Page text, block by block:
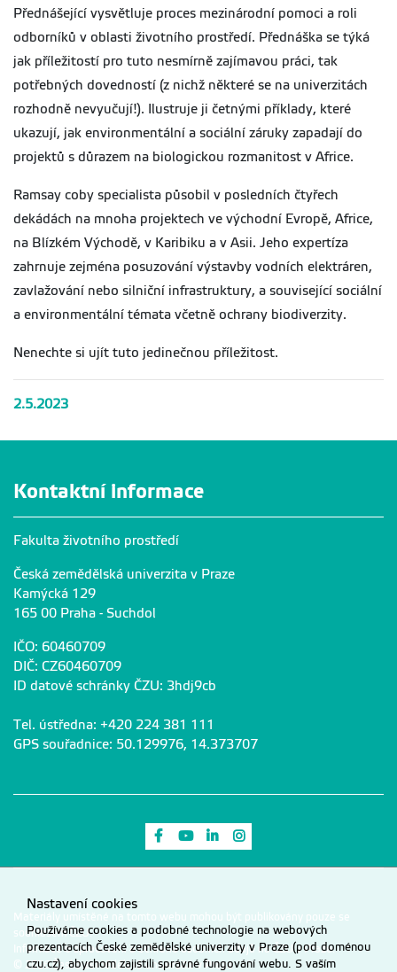
Přednášející vysvětluje proces mezinárodní pomoci a roli
odborníků v oblasti životního prostředí. Přednáška se týká
jak příležitostí pro tuto nesmírně zajímavou práci, tak
potřebných dovedností (z nichž některé se na univerzitách
rozhodně nevyučují!). Ilustruje ji četnými příklady, které
ukazují, jak environmentální a sociální záruky zapadají do
projektů s důrazem na biologickou rozmanitost v Africe.
Ramsay coby specialista působil v posledních čtyřech
dekádách na mnoha projektech ve východní Evropě, Africe,
na Blízkém Východě, v Karibiku a v Asii. Jeho expertíza
zahrnuje zejména posuzování výstavby vodních elektráren,
zavlažování nebo silniční infrastruktury, a související sociální
a environmentální témata včetně ochrany biodiverzity.
Nenechte si ujít tuto jedinečnou příležitost.
2.5.2023
Kontaktní informace
Fakulta životního prostředí
Česká zemědělská univerzita v Praze
Kamýcká 129
165 00 Praha - Suchdol
IČO: 60460709
DIČ: CZ60460709
ID datové schránky ČZU: 3hdj9cb
Tel. ústředna: +420 224 381 111
GPS souřadnice: 50.129976, 14.373707
Odkaz na Facebook
Odkaz na Youtube
Odkaz na LinkedIn
Materiály umístěné na tomto webu mohou být publikovány pouze se
souhlasem ČZU.
Informace o zpracování a ochraně osobních údajů na ČZU v Praze.
© 2026 Česká zemědělská univerzita v Praze
Nastavení cookies
Používáme cookies a podobné technologie na webových
prezentacích České zemědělské univerzity v Praze (pod doménou
czu.cz), abychom zajistili správné fungování webu. S vaším